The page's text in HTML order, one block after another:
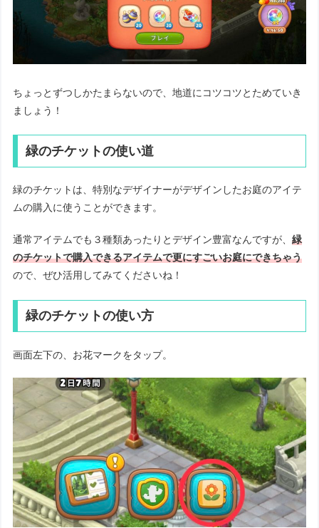
ちょっとずつしかたまらないので、地道にコツコツとためていき
ましょう！
緑のチケットの使い道
緑のチケットは、特別なデザイナーがデザインしたお庭のアイテ
ムの購入に使うことができます。
通常アイテムでも３種類あったりとデザイン豊富なんですが、緑
のチケットで購入できるアイテムで更にすごいお庭にできちゃう
ので、ぜひ活用してみてくださいね！
緑のチケットの使い方
画面左下の、お花マークをタップ。